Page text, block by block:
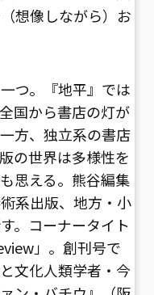
想像しながら）お
つ。『地平』では
国から書店の灯が
方、独立系の書店
の世界は多様性を
思える。熊谷編集
系出版、地方・小
。コーナータイト
」。創刊号で
文化人類学者・今